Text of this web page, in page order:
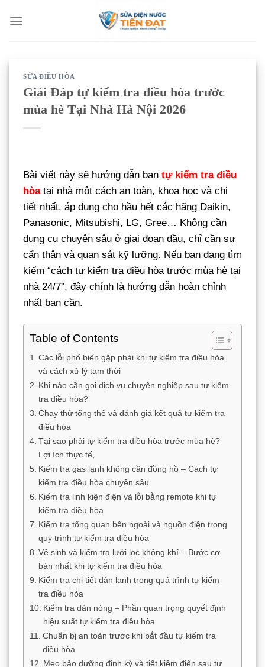
qua
SỬA ĐIỀU HÒA
Giải Đáp tự kiểm tra điều hòa trước
mùa hè Tại Nhà Hà Nội 2026
Bài viết này sẽ hướng dẫn bạn tự kiểm tra điều
hòatại nhà một cách an toàn, khoa học và chi
tiết nhất, áp dụng cho hầu hết các hãng Daikin,
Panasonic, Mitsubishi, LG, Gree… Không cần
dụng cụ chuyên sâu ở giai đoạn đầu, chỉ cần sự
cẩn thận và quan sát kỹ lưỡng. Nếu bạn đang tìm
kiếm “cách tự kiểm tra điều hòa trước mùa hè tại
nhà 24/7”, đây chính là hướng dẫn hoàn chỉnh
nhất bạn cần.
Table of Contents
Các lỗi phổ biến gặp phải khi tự kiểm tra điều hòa
và cách xử lý tạm thời
Khi nào cần gọi dịch vụ chuyên nghiệp sau tự kiểm
tra điều hòa?
Chạy thử tổng thể và đánh giá kết quả tự kiểm tra
điều hòa
Tại sao phải tự kiểm tra điều hòa trước mùa hè?
Lợi ích thực tế,
Kiểm tra gas lạnh không cần đồng hồ – Cách tự
kiểm tra điều hòa chuyên sâu
Kiểm tra linh kiện điện và lỗi bằng remote khi tự
kiểm tra điều hòa
Kiểm tra tổng quan bên ngoài và nguồn điện trong
quy trình tự kiểm tra điều hòa
Vệ sinh và kiểm tra lưới lọc không khí – Bước cơ
bản nhất khi tự kiểm tra điều hòa
Kiểm tra chi tiết dàn lạnh trong quá trình tự kiểm
tra điều hòa
Kiểm tra dàn nóng – Phần quan trọng quyết định
hiệu suất tự kiểm tra điều hòa
Chuẩn bị an toàn trước khi bắt đầu tự kiểm tra
điều hòa
Mẹo bảo dưỡng định kỳ và tiết kiệm điện sau tự